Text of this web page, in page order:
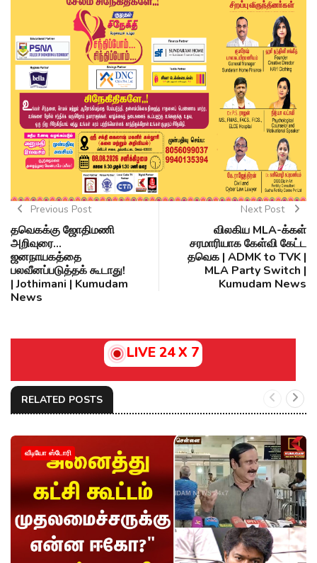
Previous Post
தவெகக்கு ஜோதிமணி
அறிவுரை...
ஜனநாயகத்தை
பலவீனப்படுத்தக் கூடாது!
| Jothimani | Kumudam
News
Next Post
விலகிய MLA-க்கள்
சரமாரியாக கேள்வி கேட்ட
தவெக | ADMK to TVK |
MLA Party Switch |
Kumudam News
LIVE 24 X 7
RELATED POSTS
வீடியோ ஸ்டோரி